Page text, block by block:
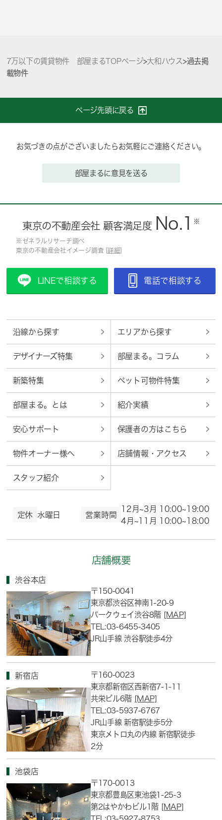
7万以下の賃貸物件 部屋まるTOPページ>大和ハウス>過去掲
載物件
ページ先頭に戻る
お気づきの点がございましたらお気軽にご連絡ください。
部屋まるに意見を送る
東京の不動産会社 顧客満足度 No.1 ※
※ゼネラルリサーチ調べ
東京の不動産会社イメージ調査 [ 詳細
LINEで相談する 電話で相談する
沿線から探す エリアから探す
デザイナーズ特集 部屋まる。コラム
新築特集 ペット可物件特集
部屋まる。とは 紹介実績
安心サポート 保護者の方はこちら
物件オーナー様へ 店舗情報・アクセス
スタッフ紹介
定休 水曜日 営業時間
12月~3月 10:00~19:00
4月~11月 10:00~18:00
店舗概要
渋谷本店
〒150-0041
東京都渋谷区神南1-20-9
パークウェイ渋谷8階 [MAP]
TEL:03-6455-3405
JR山手線 渋谷駅徒歩4分
新宿店
〒160-0023
東京都新宿区西新宿7-1-11
共栄ビル6階 [MAP]
TEL:03-5937-6767
JR山手線 新宿駅徒歩5分
東京メトロ丸の内線 新宿駅徒歩
2分
池袋店
〒170-0013
東京都豊島区東池袋1-25-3
第2はやかわビル1階 [MAP]
TEL:03-5927-8753